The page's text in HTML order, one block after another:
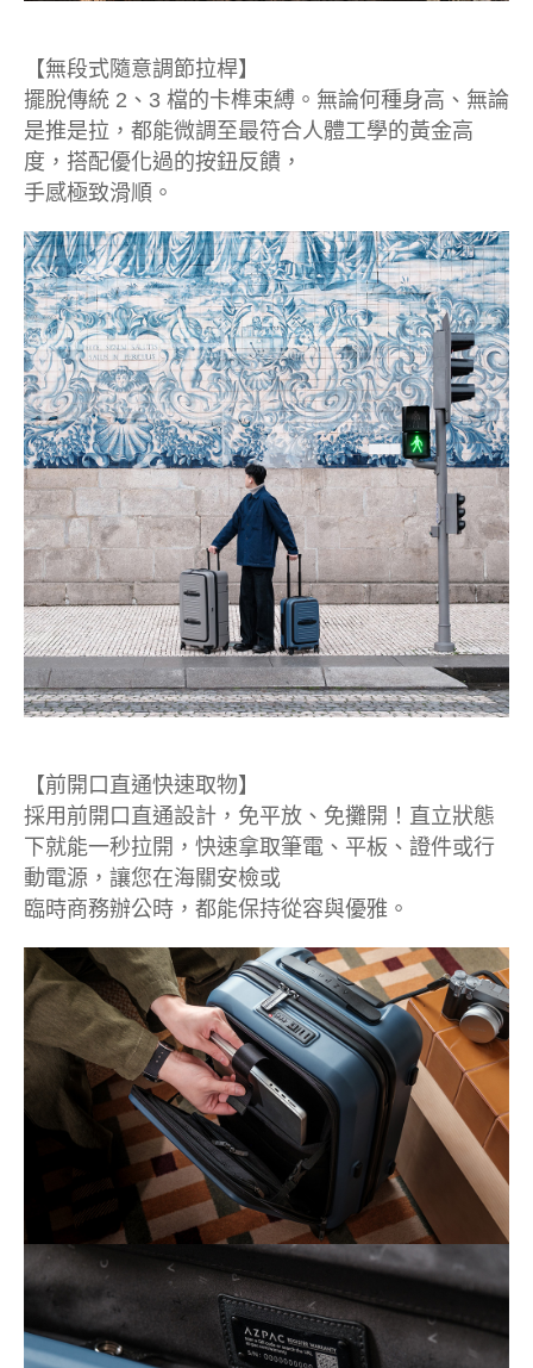
【無段式隨意調節拉桿】
擺脫傳統 2、3 檔的卡榫束縛。無論何種身高、無論
是推是拉，都能微調至最符合人體工學的黃金高
度，搭配優化過的按鈕反饋，
手感極致滑順。
【前開口直通快速取物】
採用前開口直通設計，免平放、免攤開！直立狀態
下就能一秒拉開，快速拿取筆電、平板、證件或行
動電源，讓您在海關安檢或
臨時商務辦公時，都能保持從容與優雅。